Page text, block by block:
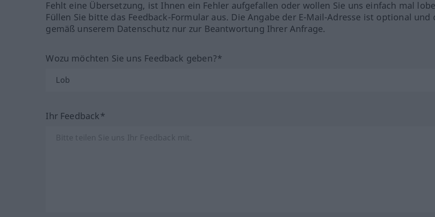
Fehlt eine Übersetzung, ist Ihnen ein Fehler aufgefallen oder wollen Sie uns einfach mal
Füllen Sie bitte das Feedback-Formular aus. Die Angabe der E-Mail-Adresse ist optional und
gemäß unserem Datenschutz nur zur Beantwortung Ihrer Anfrage.
Wozu möchten Sie uns Feedback geben?*
Ihr Feedback*